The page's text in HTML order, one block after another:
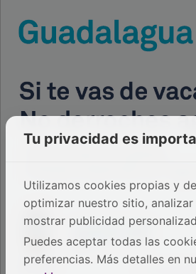
Tu privacidad es
Utilizamos cookies propias y
optimizar nuestro sitio,
mostrar publicidad
Puedes aceptar todas las
preferencias. Más detalles en